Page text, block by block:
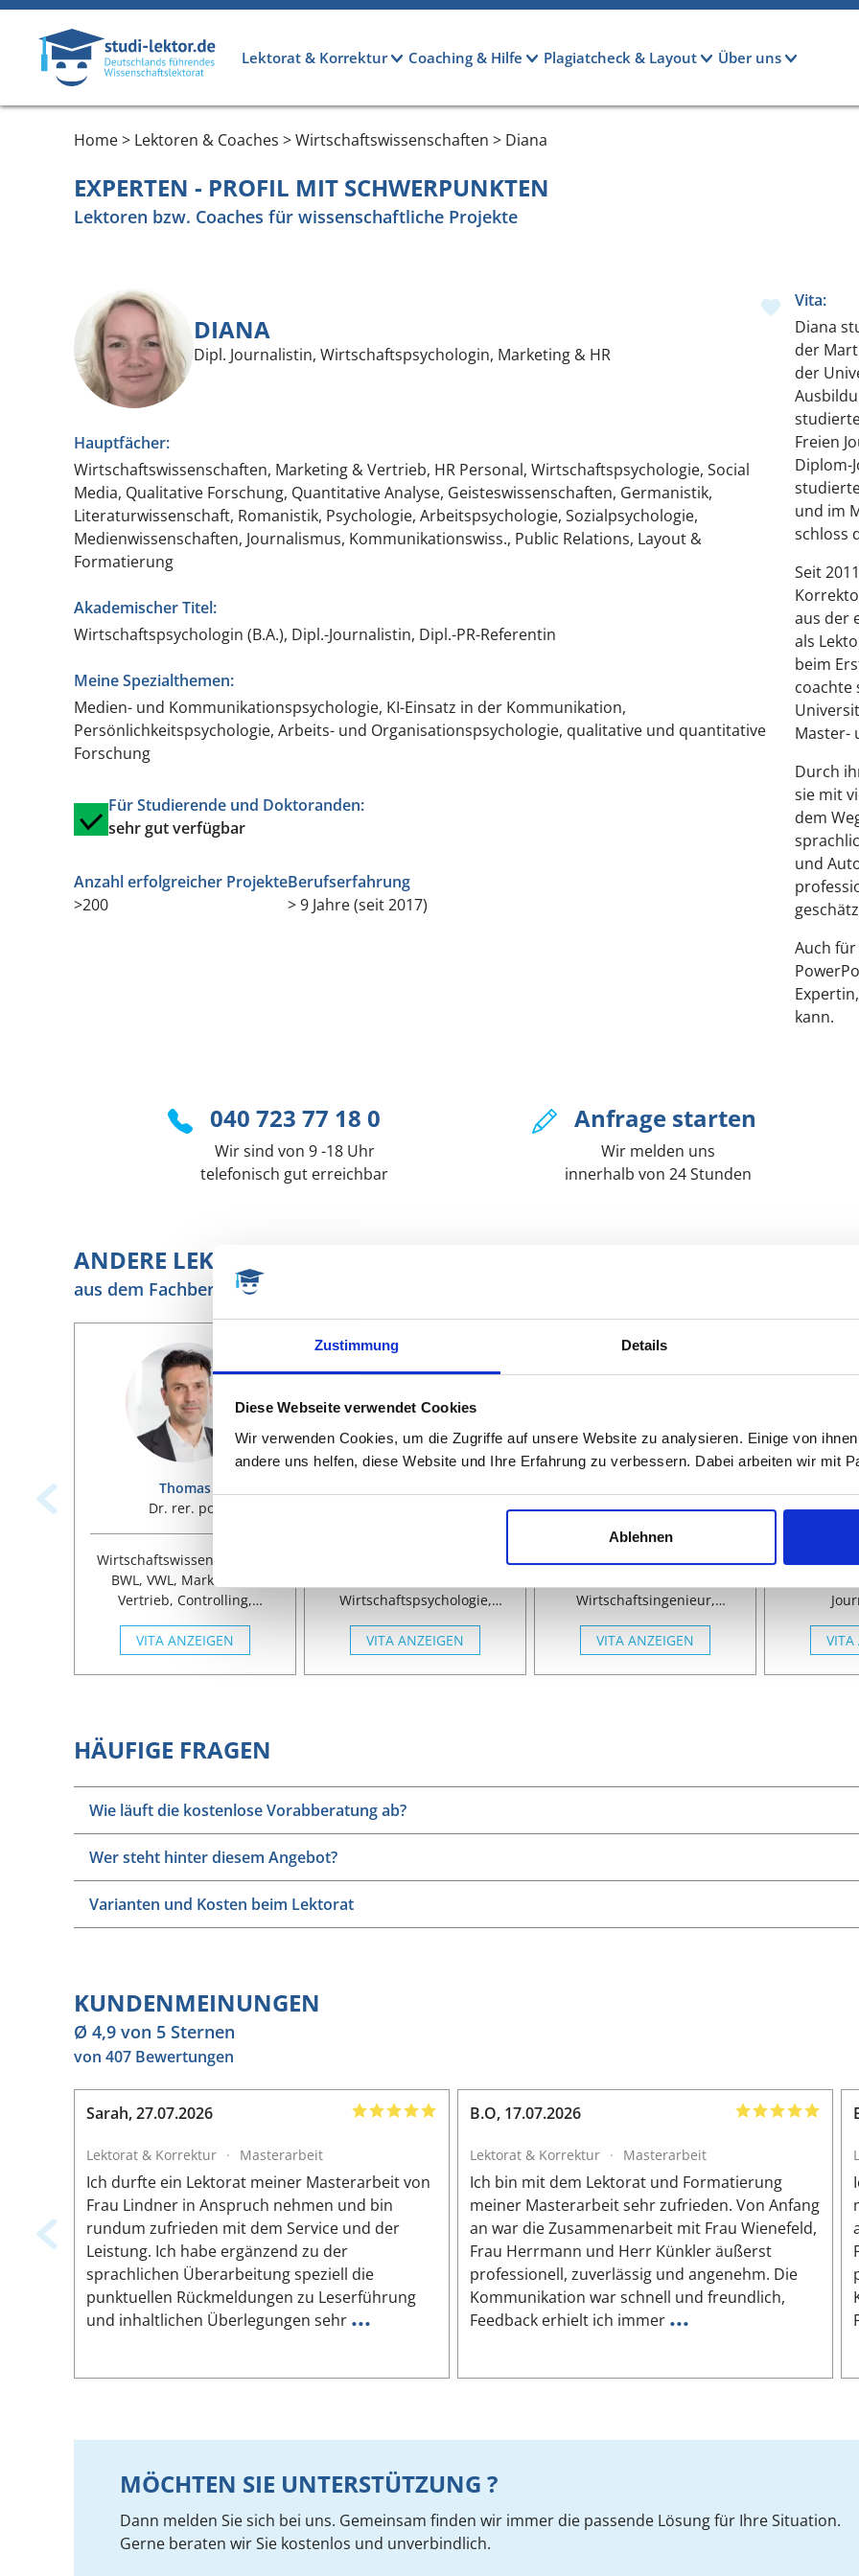
Zustimmung Details
Diese Webseite verwendet Cookies
Wir verwenden Cookies, um die Zugriffe auf unsere Website zu analysieren. Einige von
andere uns helfen, diese Website und Ihre Erfahrung zu verbessern. Dabei arbeiten wir mit
Ablehnen
Direkt zum Inhalt
Lektorat & Korrektur Coaching & Hilfe Plagiatcheck & Layout Über uns
Home > Lektoren & Coaches > Wirtschaftswissenschaften > Diana
EXPERTEN - PROFIL MIT SCHWERPUNKTEN
Lektoren bzw. Coaches für wissenschaftliche Projekte
DIANA
Dipl. Journalistin, Wirtschaftspsychologin, Marketing & HR
Hauptfächer:
Wirtschaftswissenschaften, Marketing & Vertrieb, HR Personal, Wirtschaftspsychologie, Social
Media, Qualitative Forschung, Quantitative Analyse, Geisteswissenschaften, Germanistik,
Literaturwissenschaft, Romanistik, Psychologie, Arbeitspsychologie, Sozialpsychologie,
Medienwissenschaften, Journalismus, Kommunikationswiss., Public Relations, Layout &
Formatierung
Akademischer Titel:
Wirtschaftspsychologin (B.A.), Dipl.-Journalistin, Dipl.-PR-Referentin
Meine Spezialthemen:
Medien- und Kommunikationspsychologie, KI-Einsatz in der Kommunikation,
Persönlichkeitspsychologie, Arbeits- und Organisationspsychologie, qualitative und quantitative
Forschung
Für Studierende und Doktoranden:
sehr gut verfügbar
Anzahl erfolgreicher Projekte
>200
Berufserfahrung
> 9 Jahre (seit 2017)
Vita:
Diana
der
der
Freien
Diplom-
und im
schloss
Seit
aus der
als
beim
coachte
Master-
Durch
sie mit
dem
und
Auch
kann.
040 723 77 18 0
Wir sind von 9 -18 Uhr
telefonisch gut erreichbar
Anfrage starten
Wir melden uns
innerhalb von 24 Stunden
ANDERE LEKTOREN UND COACHES
aus dem Fachbereich Wirtschaftswissenschaften
Thomas
Dr. rer. pol.
Wirtschaftswissenschaften,
BWL, VWL, Marketing &
Vertrieb, Controlling,
Gesundheitsmanagem.
VITA ANZEIGEN
Wirtschaftspsychologie,
Leadership, Qualitative
Forschung, Psychologie,
Klinische Psychologie,
VITA ANZEIGEN
Wirtschaftsingenieurin, Dr.
Ing.
Wirtschaftswissenschaften,
Wirtschaftsingenieur,
Management,
Ingenieurwissenschaften,
Maschinenbau,
VITA ANZEIGEN
Dr.
VITA
HÄUFIGE FRAGEN
Wie läuft die kostenlose Vorabberatung ab?
Wer steht hinter diesem Angebot?
Varianten und Kosten beim Lektorat
KUNDENMEINUNGEN
Ø 4,9 von 5 Sternen
von 407 Bewertungen
Sarah,27.07.2026
Lektorat & Korrektur · Masterarbeit
Ich durfte ein Lektorat meiner Masterarbeit von
Frau Lindner in Anspruch nehmen und bin
rundum zufrieden mit dem Service und der
Leistung. Ich habe ergänzend zu der
sprachlichen Überarbeitung speziell die
punktuellen Rückmeldungen zu Leserführung
und inhaltlichen Überlegungen sehr ...
B.O, 17.07.2026
Lektorat & Korrektur · Masterarbeit
Ich bin mit dem Lektorat und Formatierung
meiner Masterarbeit sehr zufrieden. Von Anfang
an war die Zusammenarbeit mit Frau Wienefeld,
Frau Herrmann und Herr Künkler äußerst
professionell, zuverlässig und angenehm. Die
Kommunikation war schnell und freundlich,
Feedback erhielt ich immer ...
MÖCHTEN SIE UNTERSTÜTZUNG ?
Dann melden Sie sich bei uns. Gemeinsam finden wir immer die passende Lösung für Ihre Situation.
Gerne beraten wir Sie kostenlos und unverbindlich.